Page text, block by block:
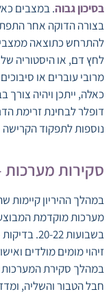
בסיכון גבוה. במצבים
בצורה הדוקה אחר
להתרחש כתוצאה
לחץ דם, או היסטוריה של
מרובי עוברים או
כאלה, ייתכן ויהיה צורך
דופלר לבחינת זרימת
נוספות לתפקוד
סקירות מערכות
במהלך ההיריון קיימות
בשבועות
זיהוי מומים מולדים
במהלך סקירת המערכות
חבל הטבור והשליה,